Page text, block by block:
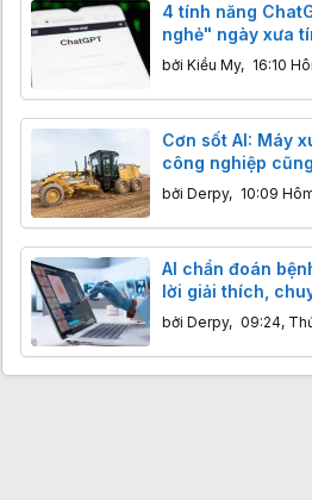
4 tính năng
nghẻ" ngày xưa
free hoàn toàn
bởi Kiều My, 16:10
Cơn sốt AI: Máy
công nghiệp
làm ra"
bởi Derpy, 10:09
AI chẩn đoán
lời giải thích,
lợi, người thường
bởi Derpy, 09:24,